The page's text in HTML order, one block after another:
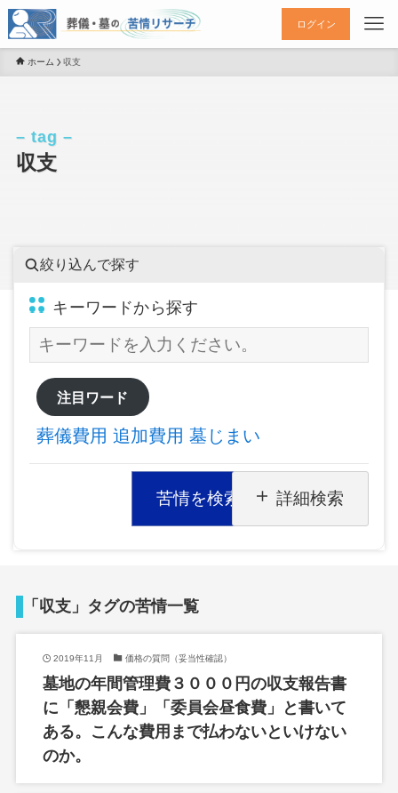
ログイン
ホーム 収支
収支
– tag –
絞り込んで探す
キーワードから探す
注目ワード
葬儀費用 追加費用 墓じまい
苦情を検索 詳細検索
「収支」タグの苦情一覧
2019年11月 価格の質問（妥当性確認）
墓地の年間管理費３０００円の収支報告書
に「懇親会費」「委員会昼食費」と書いて
ある。こんな費用まで払わないといけない
のか。